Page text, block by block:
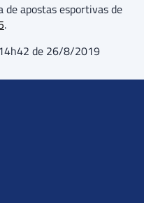
apostas esportivas de
.
de 26/8/2019